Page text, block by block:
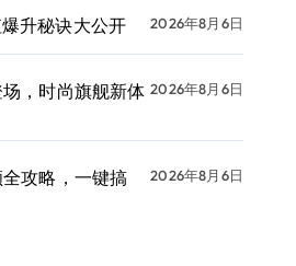
升秘诀大公开 2026年8月6日
，时尚旗舰新体 2026年8月6日
攻略，一键搞
2026年8月6日